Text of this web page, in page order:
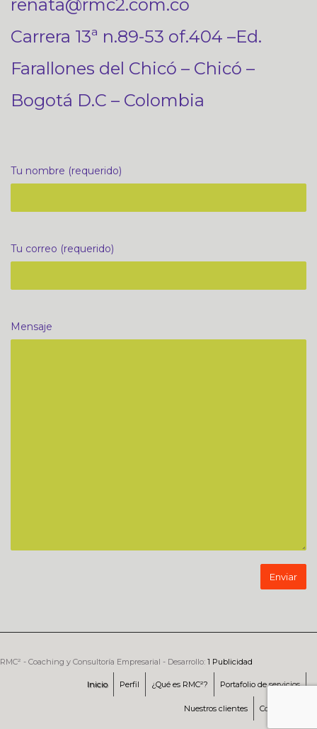
renata@rmc2.com.co
Carrera 13ª n.89-53 of.404 –Ed.
Farallones del Chicó – Chicó –
Bogotá D.C – Colombia
Tu nombre (requerido)
Tu correo (requerido)
Mensaje
RMC² - Coaching y Consultoría Empresarial - Desarrollo: 1 Publicidad
Inicio Perfil ¿Qué es RMC²? Portafolio de servicios
Nuestros clientes Contáctenos